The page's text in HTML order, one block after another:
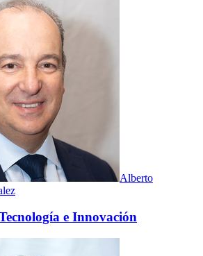
Alberto
e Innovación